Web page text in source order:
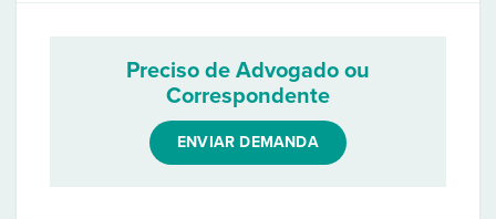
Preciso de Advogado ou
Correspondente
ENVIAR DEMANDA